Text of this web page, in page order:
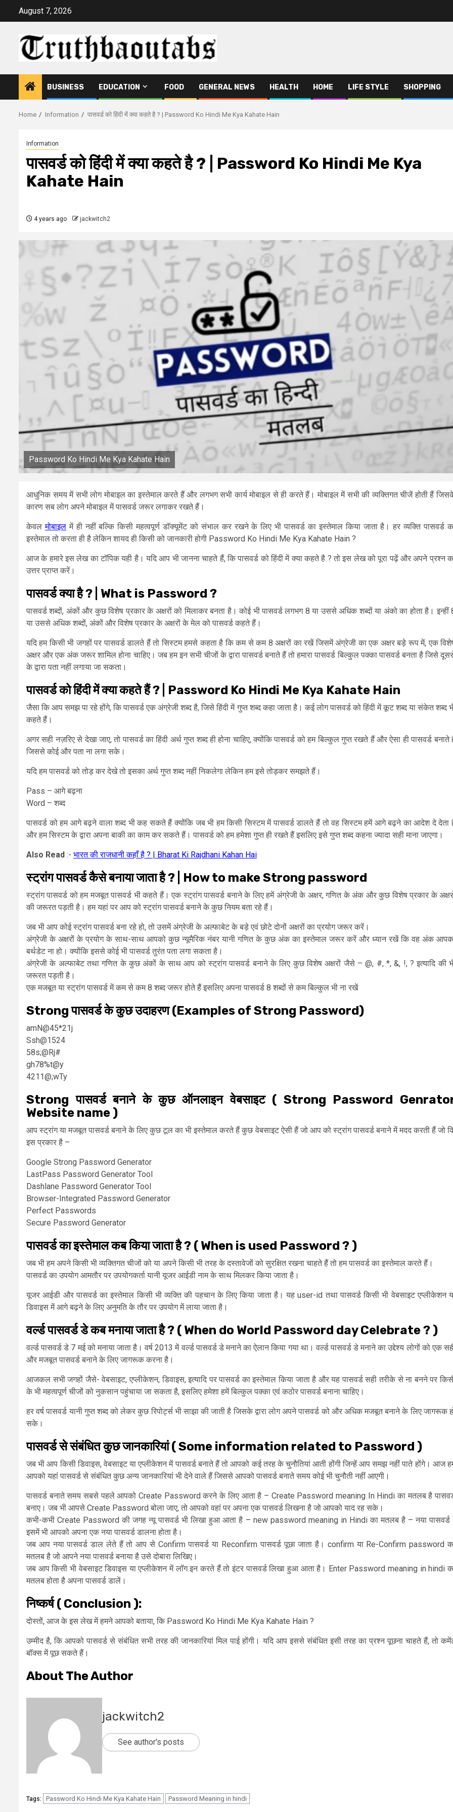
August 7, 2026
BUSINESS EDUCATION FOOD GENERAL NEWS HEALTH HOME LIFE STYLE SHOPPING
Home Information पासवर्ड को हिंदी में क्या कहते है ? | Password Ko Hindi Me Kya Kahate Hain
Information
पासवर्ड को हिंदी में क्या कहते है ? | Password Ko Hindi Me Kya
Kahate Hain
4 years ago jackwitch2
Password Ko Hindi Me Kya Kahate Hain
आधुनिक समय में सभी लोग मोबाइल का इस्तेमाल करते हैं और लगभग सभी कार्य मोबाइल से ही करते हैं। मोबाइल में सभी की व्यक्तिगत चीजें होती हैं
कारण सब लोग अपने मोबाइल में पासवर्ड जरूर लगाकर रखते हैं।
केवलमोबाइलमें ही नहीं बल्कि किसी महत्वपूर्ण डॉक्यूमेंट को संभाल कर रखने के लिए भी पासवर्ड का इस्तेमाल किया जाता है। हर व्यक्ति पासवर्ड
इस्तेमाल तो करता ही है लेकिन शायद ही किसी को जानकारी होगी Password Ko Hindi Me Kya Kahate Hain ?
आज के हमारे इस लेख का टॉपिक यही है। यदि आप भी जानना चाहते हैं, कि पासवर्ड को हिंदी में क्या कहते है ? तो इस लेख को पूरा पढ़ें और अपने प्रश्न
उत्तर प्राप्त करें।
पासवर्ड क्या है ? | What is Password ?
पासवर्ड शब्दों, अंकों और कुछ विशेष प्रकार के अक्षरों को मिलाकर बनता है। कोई भी पासवर्ड लगभग 8 या उससे अधिक शब्दों या अंको का होता है। इन्हीं
या उससे अधिक शब्दों, अंकों और विशेष प्रकार के अक्षरों के मेल को पासवर्ड कहते हैं।
यदि हम किसी भी जगहों पर पासवर्ड डालते हैं तो सिस्टम हमसे कहता है कि कम से कम 8 अक्षरों का रखें जिसमें अंग्रेजी का एक अक्षर बड़े रूप में, एक
अक्षर और एक अंक जरूर शामिल होना चाहिए। जब हम इन सभी चीजों के द्वारा पासवर्ड बनाते हैं तो हमारा पासवर्ड बिल्कुल पक्का पासवर्ड बनता है जिसे
के द्वारा पता नहीं लगाया जा सकता।
पासवर्ड को हिंदी में क्या कहते हैं ? | Password Ko Hindi Me Kya Kahate Hain
जैसा कि आप समझ पा रहे होंगे, कि पासवर्ड एक अंग्रेजी शब्द है, जिसे हिंदी में गुप्त शब्द कहा जाता है। कई लोग पासवर्ड को हिंदी में कूट शब्द या संकेत शब्द
कहते हैं।
अगर सही नज़रिए से देखा जाए, तो पासवर्ड का हिंदी अर्थ गुप्त शब्द ही होना चाहिए, क्योंकि पासवर्ड को हम बिल्कुल गुप्त रखते हैं और ऐसा ही पासवर्ड बनाते
जिससे कोई और पता ना लगा सके।
यदि हम पासवर्ड को तोड़ कर देखे तो इसका अर्थ गुप्त शब्द नहीं निकलेगा लेकिन हम इसे तोड़कर समझते हैं।
Pass – आगे बढ़ना
Word – शब्द
पासवर्ड को हम आगे बढ़ने वाला शब्द भी कह सकते हैं क्योंकि जब भी हम किसी सिस्टम में पासवर्ड डालते हैं तो वह सिस्टम हमें आगे बढ़ने का आदेश दे देता
और हम सिस्टम के द्वारा अपना बाकी का काम कर सकते हैं। पासवर्ड को हम हमेशा गुप्त ही रखते हैं इसलिए इसे गुप्त शब्द कहना ज्यादा सही माना जाएगा।
Also Read :- भारत की राजधानी कहाँ है ? | Bharat Ki Rajdhani Kahan Hai
स्ट्रांग पासवर्ड कैसे बनाया जाता है ? | How to make Strong password
स्ट्रांग पासवर्ड को हम मजबूत पासवर्ड भी कहते हैं। एक स्ट्रांग पासवर्ड बनाने के लिए हमें अंग्रेजी के अक्षर, गणित के अंक और कुछ विशेष प्रकार के
की जरूरत पड़ती है। हम यहां पर आप को स्ट्रांग पासवर्ड बनाने के कुछ नियम बता रहे हैं।
जब भी आप कोई स्ट्रांग पासवर्ड बना रहे हो, तो उसमें अंग्रेजी के अल्फाबेट के बड़े एवं छोटे दोनों अक्षरों का प्रयोग जरूर करें।
अंग्रेजी के अक्षरों के प्रयोग के साथ-साथ आपको कुछ न्यूमैरिक नंबर यानी गणित के कुछ अंक का इस्तेमाल जरूर करें और ध्यान रखें कि वह अंक
बर्थडेट ना हो। क्योंकि इससे कोई भी पासवर्ड तुरंत पता लगा सकता है।
अंग्रेजी के अल्फाबेट तथा गणित के कुछ अंकों के साथ आप को स्ट्रांग पासवर्ड बनाने के लिए कुछ विशेष अक्षरों जैसे – @, #, *, &, !, ? इत्यादि की
जरूरत पड़ती है।
एक मजबूत या स्ट्रांग पासवर्ड में कम से कम 8 शब्द जरूर होते हैं इसलिए अपना पासवर्ड 8 शब्दों से कम बिल्कुल भी ना रखें
Strong पासवर्ड के कुछ उदाहरण (Examples of Strong Password)
amN@45*21j
Ssh@1524
58s;@Rj#
gh78%t@y
4211@;wTy
Strong पासवर्ड बनाने के कुछ ऑनलाइन वेबसाइट ( Strong Password
Website name )
आप स्ट्रांग या मजबूत पासवर्ड बनाने के लिए कुछ टूल का भी इस्तेमाल करते हैं कुछ वेबसाइट ऐसी हैं जो आप को स्ट्रांग पासवर्ड बनाने में मदद करती हैं जो
इस प्रकार है –
Google Strong Password Generator
LastPass Password Generator Tool
Dashlane Password Generator Tool
Browser-Integrated Password Generator
Perfect Passwords
Secure Password Generator
पासवर्ड का इस्तेमाल कब किया जाता है ? ( When is used Password ? )
जब भी हम अपने किसी भी व्यक्तिगत चीजों को या अपने किसी भी तरह के दस्तावेजों को सुरक्षित रखना चाहते हैं तो हम पासवर्ड का इस्तेमाल करते हैं।
पासवर्ड का उपयोग आमतौर पर उपयोगकर्ता यानी यूजर आईडी नाम के साथ मिलकर किया जाता है।
यूजर आईडी और पासवर्ड का इस्तेमाल किसी भी व्यक्ति की पहचान के लिए किया जाता है। यह user-id तथा पासवर्ड किसी भी वेबसाइट एप्लीकेशन
डिवाइस में आगे बढ़ने के लिए अनुमति के तौर पर उपयोग में लाया जाता है।
वर्ल्ड पासवर्ड डे कब मनाया जाता है ? ( When do World Password day Celebrate ? )
वर्ल्ड पासवर्ड डे 7 मई को मनाया जाता है। वर्ष 2013 में वर्ल्ड पासवर्ड डे मनाने का ऐलान किया गया था। वर्ल्ड पासवर्ड डे मनाने का उद्देश्य लोगों को एक
और मजबूत पासवर्ड बनाने के लिए जागरूक करना है।
आजकल सभी जगहों जैसे- वेबसाइट, एप्लीकेशन, डिवाइस, इत्यादि पर पासवर्ड का इस्तेमाल किया जाता है और यह पासवर्ड सही तरीके से ना बनने पर
के भी महत्वपूर्ण चीजों को नुकसान पहुंचाया जा सकता है, इसलिए हमेशा हमें बिल्कुल पक्का एवं कठोर पासवर्ड बनाना चाहिए।
हर वर्ष पासवर्ड यानी गुप्त शब्द को लेकर कुछ रिपोर्ट्स भी साझा की जाती है जिसके द्वारा लोग अपने पासवर्ड को और अधिक मजबूत बनाने के लिए जागरूक
सके।
पासवर्ड से संबंधित कुछ जानकारियां ( Some information related to Password )
जब भी आप किसी डिवाइस, वेबसाइट या एप्लीकेशन में पासवर्ड बनाते हैं तो आपको कई तरह के चुनौतियां आती होंगी जिन्हें आप समझ नहीं पाते होंगे। आज
आपको यहां पासवर्ड से संबंधित कुछ अन्य जानकारियां भी देने वाले हैं जिससे आपको पासवर्ड बनाते समय कोई भी चुनौती नहीं आएगी।
पासवर्ड बनाते समय सबसे पहले आपको Create Password करने के लिए आता है – Create Password meaning In Hindi का मतलब है
बनाए। जब भी आपसे Create Password बोला जाए, तो आपको वहां पर अपना एक पासवर्ड लिखना है जो आपको याद रह सके।
कभी-कभी Create Password की जगह न्यू पासवर्ड भी लिखा हुआ आता है – new password meaning in Hindi का मतलब है – नया
इसमें भी आपको अपना एक नया पासवर्ड डालना होता है।
जब आप नया पासवर्ड डाल लेते हैं तो आप से Confirm पासवर्ड या Reconfirm पासवर्ड पूछा जाता है। confirm या Re-Confirm password
मतलब है जो आपने नया पासवर्ड बनाया है उसे दोबारा लिखिए।
जब आप किसी भी वेबसाइट डिवाइस या एप्लीकेशन में लॉग इन करते हैं तो इंटर पासवर्ड लिखा हुआ आता है। Enter Password meaning in hindi
मतलब होता है अपना पासवर्ड डालें।
निष्कर्ष ( Conclusion ):
दोस्तों, आज के इस लेख में हमने आपको बताया, कि Password Ko Hindi Me Kya Kahate Hain ?
उम्मीद है, कि आपको पासवर्ड से संबंधित सभी तरह की जानकारियां मिल पाई होंगी। यदि आप इससे संबंधित इसी तरह का प्रश्न पूछना चाहते हैं, तो
बॉक्स में पूछ सकते हैं।
About The Author
jackwitch2
See author's posts
Tags: Password Ko Hindi Me Kya Kahate Hain Password Meaning in hindi